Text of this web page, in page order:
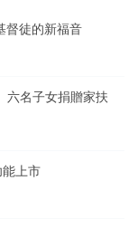
督徒的新福音
六名子女捐贈家扶
上市